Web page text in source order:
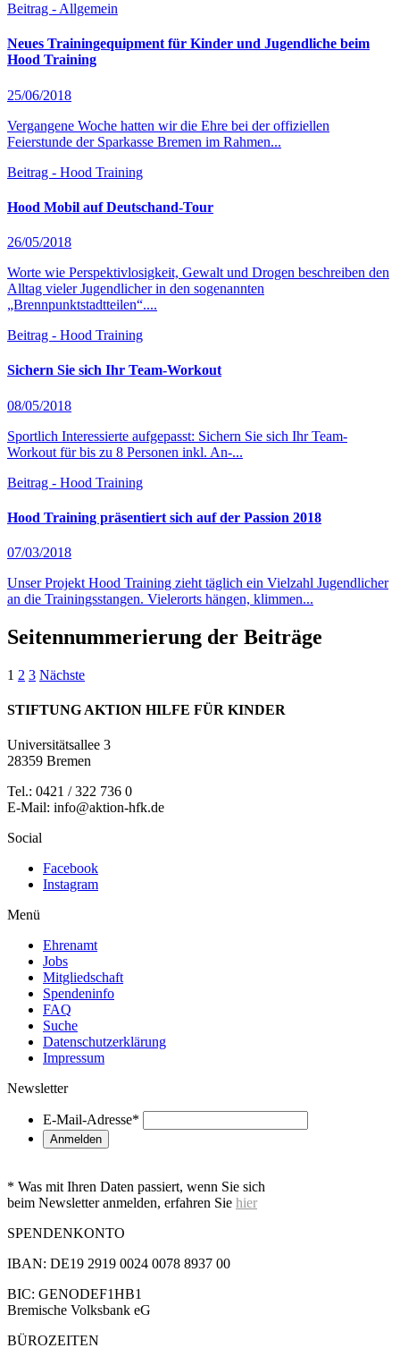
Beitrag - Allgemein
Neues Trainingequipment für Kinder und Jugendliche beim
Hood Training
25/06/2018
Vergangene Woche hatten wir die Ehre bei der offiziellen
Feierstunde der Sparkasse Bremen im Rahmen...
Beitrag - Hood Training
Hood Mobil auf Deutschand-Tour
26/05/2018
Worte wie Perspektivlosigkeit, Gewalt und Drogen beschreiben den
Alltag vieler Jugendlicher in den sogenannten
„Brennpunktstadtteilen“....
Beitrag - Hood Training
Sichern Sie sich Ihr Team-Workout
08/05/2018
Sportlich Interessierte aufgepasst: Sichern Sie sich Ihr Team-
Workout für bis zu 8 Personen inkl. An-...
Beitrag - Hood Training
Hood Training präsentiert sich auf der Passion 2018
07/03/2018
Unser Projekt Hood Training zieht täglich ein Vielzahl Jugendlicher
an die Trainingsstangen. Vielerorts hängen, klimmen...
Seitennummerierung der Beiträge
1 2 3 Nächste
STIFTUNG AKTION HILFE FÜR KINDER
Universitätsallee 3
28359 Bremen
Tel.: 0421 / 322 736 0
E-Mail: info@aktion-hfk.de
Social
Facebook
Instagram
Menü
Ehrenamt
Jobs
Mitgliedschaft
Spendeninfo
FAQ
Suche
Datenschutzerklärung
Impressum
Newsletter
E-Mail-Adresse*
* Was mit Ihren Daten passiert, wenn Sie sich
beim Newsletter anmelden, erfahren Sie hier
SPENDENKONTO
IBAN: DE19 2919 0024 0078 8937 00
BIC: GENODEF1HB1
Bremische Volksbank eG
BÜROZEITEN